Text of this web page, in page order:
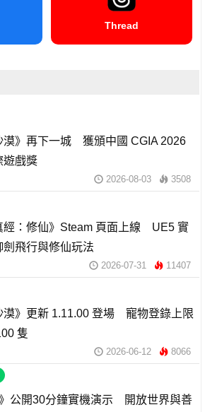
Thread
漠》再下一城 獲頒中國 CGIA 2026
遊戲獎
2026-08-03 3508
經：修仙》Steam 頁面上線 UE5 實
劍飛行與修仙玩法
2026-07-31 11407
漠》更新 1.11.00 登場 寵物登錄上限
隻
2026-06-12 8066
》公開30分鐘實機演示 開放世界與善